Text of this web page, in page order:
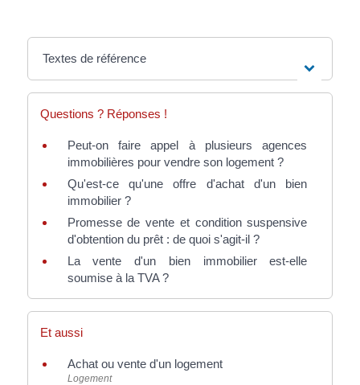
Textes de référence
Questions ? Réponses !
Peut-on faire appel à plusieurs agences
immobilières pour vendre son logement ?
Qu'est-ce qu'une offre d'achat d'un bien
immobilier ?
Promesse de vente et condition suspensive
d'obtention du prêt : de quoi s'agit-il ?
La vente d'un bien immobilier est-elle
soumise à la TVA ?
Et aussi
Achat ou vente d'un logement
Logement